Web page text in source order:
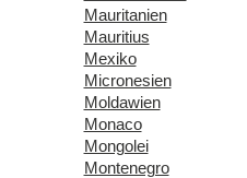
Mauritanien
Mauritius
Mexiko
Micronesien
Moldawien
Monaco
Mongolei
Montenegro